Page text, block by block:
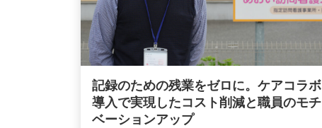
記録のための残業をゼロに。ケアコラボ
導入で実現したコスト削減と職員のモチ
ベーションアップ